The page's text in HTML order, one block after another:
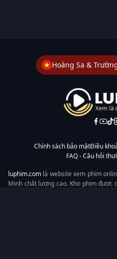
Hoàng Sa &
Chính sách bảo mậtĐiều
FAQ - Câu hỏi
luphim.com là website xem phim
Minh chất lượng cao. Kho phim được